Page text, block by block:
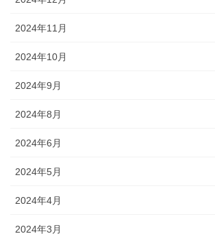
2024年11月
2024年10月
2024年9月
2024年8月
2024年6月
2024年5月
2024年4月
2024年3月